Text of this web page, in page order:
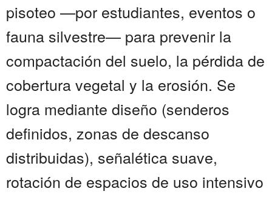
pisoteo —por estudiantes, eventos o
fauna silvestre— para prevenir la
compactación del suelo, la pérdida de
cobertura vegetal y la erosión. Se
logra mediante diseño (senderos
definidos, zonas de descanso
distribuidas), señalética suave,
rotación de espacios de uso intensivo